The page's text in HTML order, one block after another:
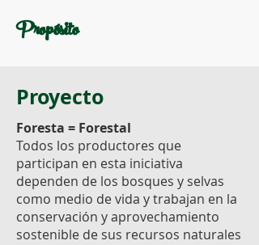
Propósito
Proyecto
Foresta = Forestal
Todos los productores que
participan en esta iniciativa
dependen de los bosques y selvas
como medio de vida y trabajan en la
conservación y aprovechamiento
sostenible de sus recursos naturales